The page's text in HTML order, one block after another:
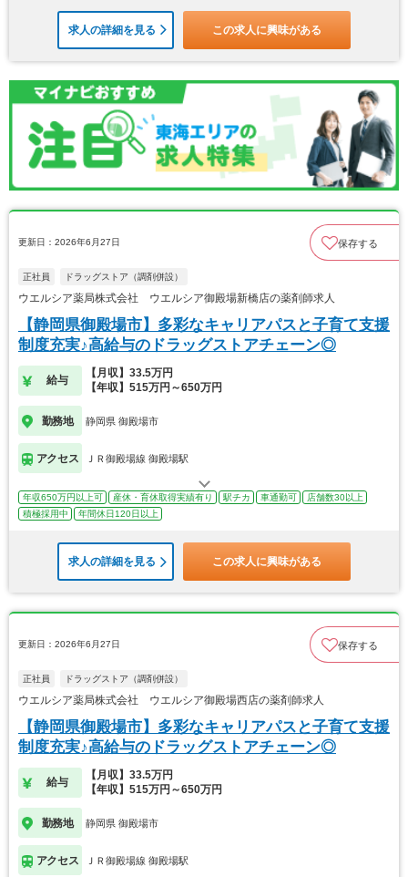
求人の詳細を見る この求人に興味がある
更新日：2026年6月27日 保存する
正社員 ドラッグストア（調剤併設）
ウエルシア薬局株式会社 ウエルシア御殿場新橋店の薬剤師求人
【静岡県御殿場市】多彩なキャリアパスと子育て支援
制度充実♪高給与のドラッグストアチェーン◎
給与
【月収】33.5万円
【年収】515万円～650万円
勤務地 静岡県 御殿場市
アクセス ＪＲ御殿場線 御殿場駅
年収650万円以上可 産休・育休取得実績有り 駅チカ 車通勤可
店舗数30以上
積極採用中
年間休日120日以上
求人の詳細を見る この求人に興味がある
更新日：2026年6月27日 保存する
正社員 ドラッグストア（調剤併設）
ウエルシア薬局株式会社 ウエルシア御殿場西店の薬剤師求人
【静岡県御殿場市】多彩なキャリアパスと子育て支援
制度充実♪高給与のドラッグストアチェーン◎
給与
【月収】33.5万円
【年収】515万円～650万円
勤務地 静岡県 御殿場市
アクセス ＪＲ御殿場線 御殿場駅